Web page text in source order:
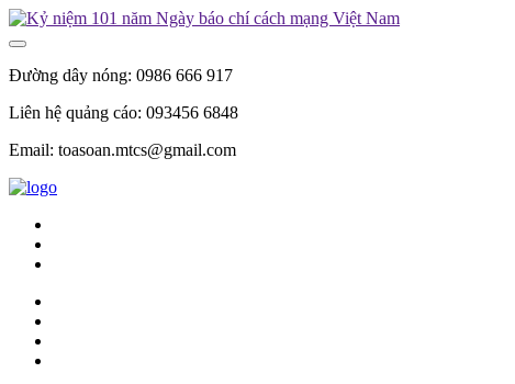
Đường dây nóng: 0986 666 917
Liên hệ quảng cáo: 093456 6848
Email: toasoan.mtcs@gmail.com